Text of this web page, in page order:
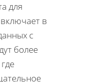
для
в
с
более